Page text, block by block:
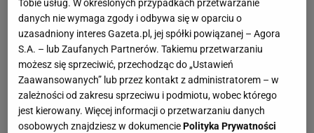
Tobie usług. W określonych przypadkach przetwarzanie
danych nie wymaga zgody i odbywa się w oparciu o
uzasadniony interes Gazeta.pl, jej spółki powiązanej – Agora
S.A. – lub Zaufanych Partnerów. Takiemu przetwarzaniu
możesz się sprzeciwić, przechodząc do „Ustawień
Zaawansowanych” lub przez kontakt z administratorem – w
zależności od zakresu sprzeciwu i podmiotu, wobec którego
jest kierowany. Więcej informacji o przetwarzaniu danych
osobowych znajdziesz w dokumenciePolityka Prywatności